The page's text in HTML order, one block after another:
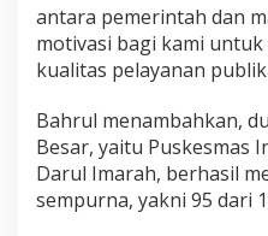
antara pemerintah dan
motivasi bagi kami
kualitas pelayanan
Bahrul menambahkan,
Besar, yaitu Puskesmas
Darul Imarah, berhasil
sempurna, yakni 95 dari